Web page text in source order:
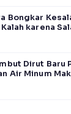
Bongkar
karena
Dirut Baru
Air Minum